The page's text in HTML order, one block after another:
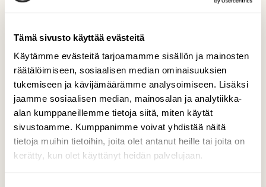
Tämä sivusto käyttää evästeitä
Käytämme evästeitä tarjoamamme sisällön ja mainosten
räätälöimiseen, sosiaalisen median ominaisuuksien
tukemiseen ja kävijämäärämme analysoimiseen. Lisäksi
jaamme sosiaalisen median, mainosalan ja analytiikka-
alan kumppaneillemme tietoja siitä, miten käytät
sivustoamme. Kumppanimme voivat yhdistää näitä
tietoja muihin tietoihin, joita olet antanut heille tai joita on
kerätty, kun olet käyttänyt heidän palvelujaan.
Mustakaularastas
Mustakaularastas on viihtynyt Joensuun
Noljakassa jo kuukauden päivät.